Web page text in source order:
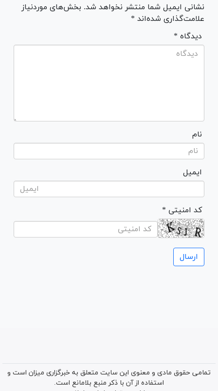
نشانی ایمیل شما منتشر نخواهد شد. بخش‌های موردنیاز
علامت‌گذاری شده‌اند *
* دیدگاه
نام
ایمیل
* کد امنیتی
تمامی حقوق مادی و معنوی این سایت متعلق به خبرگزاری میزان است و
استفاده از آن با ذکر منبع بلامانع است.